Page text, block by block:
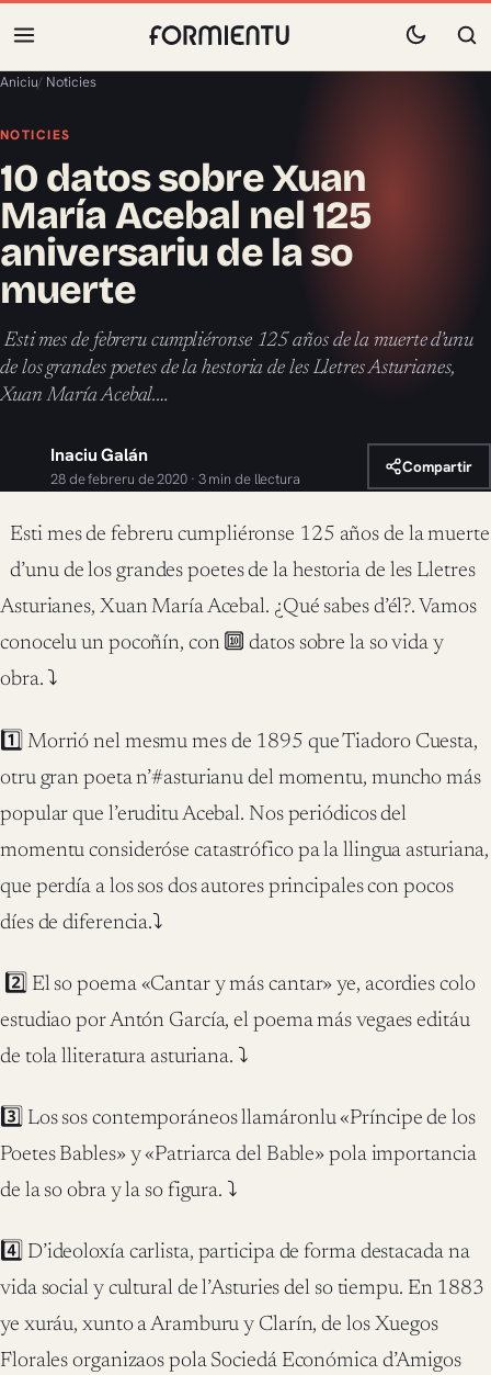
Aniciu/ Noticies
NOTICIES
10 datos sobre Xuan
María Acebal nel 125
aniversariu de la so
muerte
‪ Esti mes de febreru cumpliéronse 125 años de la muerte d’unu
de los grandes poetes de la hestoria de les Lletres Asturianes,
Xuan María Acebal.…
Inaciu Galán
28 de febreru de 2020 · 3 min de llectura
Compartir
Esti mes de febreru cumpliéronse 125 años de la muerte
d’unu de los grandes poetes de la hestoria de les Lletres
Asturianes, Xuan María Acebal. ¿Qué sabes d’él?. Vamos
conocelu un pocoñín, con 🔟 datos sobre la so vida y
obra. ⤵️‬
‪1️⃣ Morrió nel mesmu mes de 1895 que Tiadoro Cuesta,
otru gran poeta n’#asturianu del momentu, muncho más
popular que l’eruditu Acebal. Nos periódicos del
momentu consideróse catastrófico pa la llingua asturiana,
que perdía a los sos dos autores principales con pocos
díes de diferencia.⤵️‬
‪ ‪2️⃣ El so poema «Cantar y más cantar» ye, acordies colo
estudiao por Antón García, el poema más vegaes editáu
de tola lliteratura asturiana. ⤵️‬
‪3️⃣ Los sos contemporáneos llamáronlu «Príncipe de los
Poetes Bables» y «Patriarca del Bable» pola importancia
de la so obra y la so figura. ⤵️‬
‪4️⃣ D’ideoloxía carlista, participa de forma destacada na
vida social y cultural de l’Asturies del so tiempu. En 1883
ye xuráu, xunto a Aramburu y Clarín, de los Xuegos
Florales organizaos pola Sociedá Económica d’Amigos